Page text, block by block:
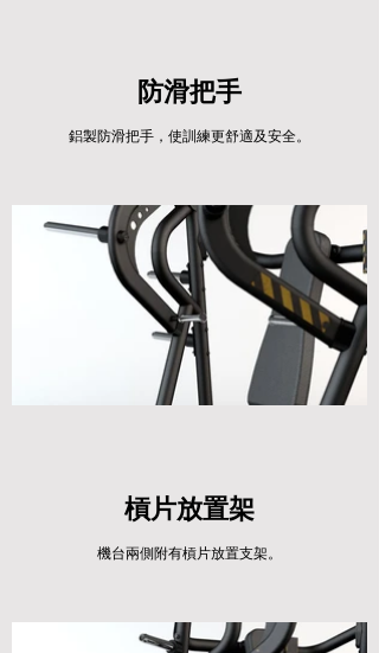
防滑把手
鋁製防滑把手，使訓練更舒適及安全。
槓片放置架
機台兩側附有槓片放置支架。